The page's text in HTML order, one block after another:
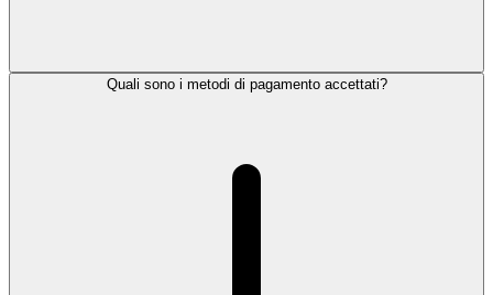
Quali sono i metodi di pagamento accettati?